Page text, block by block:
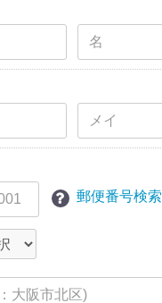
郵便番号検索